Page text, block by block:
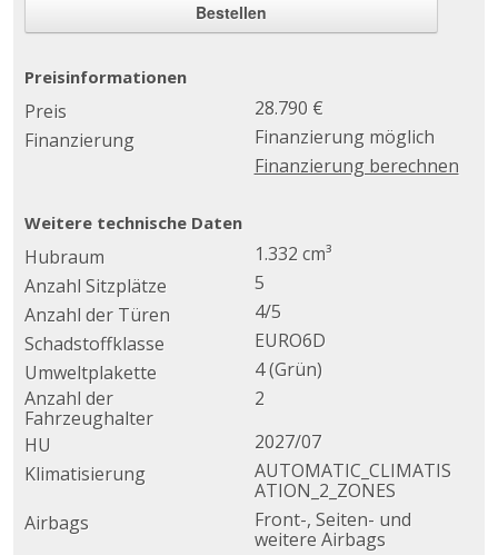
Bestellen
Preisinformationen
Preis
28.790 €
Finanzierung
Finanzierung möglich
Finanzierung berechnen
Weitere technische Daten
Hubraum
1.332 cm³
Anzahl Sitzplätze
5
Anzahl der Türen
4/5
Schadstoffklasse
EURO6D
Umweltplakette
4 (Grün)
Anzahl der
Fahrzeughalter
2
HU
2027/07
Klimatisierung
AUTOMATIC_CLIMATIS
ATION_2_ZONES
Airbags
Front-, Seiten- und
weitere Airbags